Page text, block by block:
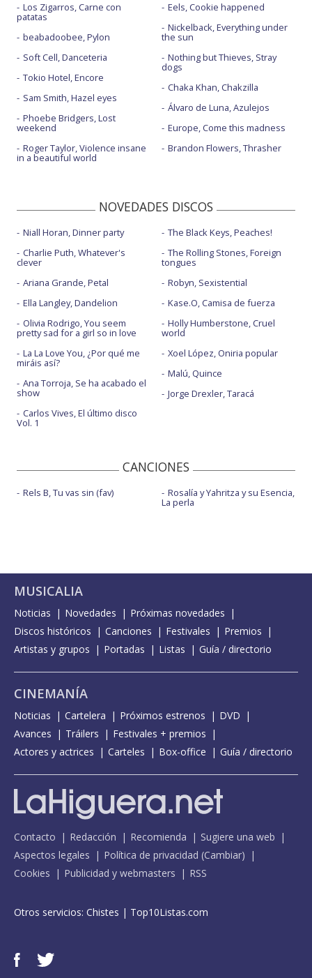
Los Zigarros, Carne con
patatas
beabadoobee, Pylon
Soft Cell, Danceteria
Tokio Hotel, Encore
Sam Smith, Hazel eyes
Phoebe Bridgers, Lost
weekend
Roger Taylor, Violence insane
in a beautiful world
Eels, Cookie happened
Nickelback, Everything under
the sun
Nothing but Thieves, Stray
dogs
Chaka Khan, Chakzilla
Álvaro de Luna, Azulejos
Europe, Come this madness
Brandon Flowers, Thrasher
NOVEDADES DISCOS
Niall Horan, Dinner party
Charlie Puth, Whatever's
clever
Ariana Grande, Petal
Ella Langley, Dandelion
Olivia Rodrigo, You seem
pretty sad for a girl so in love
La La Love You, ¿Por qué me
miráis así?
Ana Torroja, Se ha acabado el
show
Carlos Vives, El último disco
Vol. 1
The Black Keys, Peaches!
The Rolling Stones, Foreign
tongues
Robyn, Sexistential
Kase.O, Camisa de fuerza
Holly Humberstone, Cruel
world
Xoel López, Oniria popular
Malú, Quince
Jorge Drexler, Taracá
CANCIONES
Rels B, Tu vas sin (fav) Rosalía y Yahritza y su Esencia,
La perla
MUSICALIA
Noticias Novedades
Próximas novedades
Discos históricos
Canciones Festivales
Premios
Artistas y grupos
Portadas Listas Guía / directorio
CINEMANÍA
Noticias Cartelera Próximos estrenos
DVD
Avances
Tráilers
Festivales + premios
Actores y actrices
Carteles Box-office Guía / directorio
Contacto Redacción Recomienda
Sugiere una web
Aspectos legales
Política de privacidad (Cambiar)
Cookies
Publicidad y webmasters RSS
Otros servicios: Chistes | Top10Listas.com